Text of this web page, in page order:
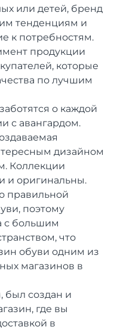
или детей, бренд
тенденциям и
к потребностям.
продукции
которые
по лучшим
о каждой
с авангардом.
дизайном
Коллекции
и оригинальны.
правильной
поэтому
с большим
что
обуви одним из
магазинов в
был создан и
где вы
в